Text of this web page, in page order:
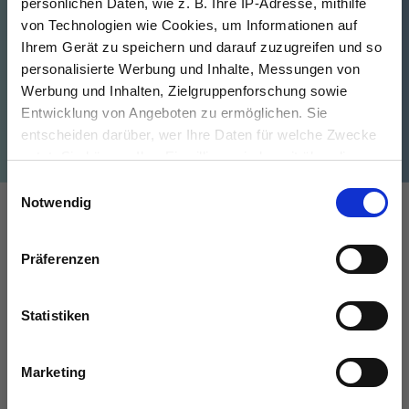
von Technologien wie Cookies, um Informationen auf
Ihrem Gerät zu speichern und darauf zuzugreifen und so
personalisierte Werbung und Inhalte, Messungen von
Werbung und Inhalten, Zielgruppenforschung sowie
Entwicklung von Angeboten zu ermöglichen. Sie
entscheiden darüber, wer Ihre Daten für welche Zwecke
nutzt. Sie können Ihre Einwilligung jederzeit über die
Trigger Symbol ändern oder widerrufen
Informationen über Ihre geografische Lage
können
bestimmten Merkmalen (Fingerprinting) identifizieren
Erfahren Sie mehr darüber, wie Ihre persönlichen Daten
Einwilligungsauswahl
Notwendig
Präferenzen
Statistiken
Marketing